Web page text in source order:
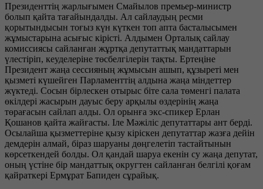
Президенттің жарлығымен Смайылов премьер-министр
болып қайта тағайындалды. Ал сайлаудың ресми
қорытындысын тоғыз күн күткен топ апта басталысымен
жұмыстарына асығыс кірісті. Алдымен Орталық сайлау
комиссиясы сайланған жұртқа депутаттық мандаттарын
үлестіріп, кеуделеріне төсбелгілерін тақты. Ертеңіне
Президент жаңа сессияның жұмысын ашып, құзыреті мен
қызметі күшейген Парламенттің алдына жаңа міндеттер
жүктеді. Сосын бірлескен отырыс біте сала төменгі палата
өкілдері жасырын дауыс беру арқылы өздерінің жаңа
төрағасын сайлап алды. Ол орынға экс-спикер Ерлан
Қошанов қайта жайғасты. Іле Мәжіліс депутаттары ант берді.
Осылайша қызметтеріне қызу кіріскен депутаттар жазға дейін
демдерін алмай, біраз шаруаны дөңгелетіп тастайтынын
көрсеткендей болды. Ол қандай шаруа екенін су жаңа депутат,
оның үстіне бір мандаттық округтен сайланған белгілі қоғам
қайраткері Ермұрат Бапиден сұрайық.